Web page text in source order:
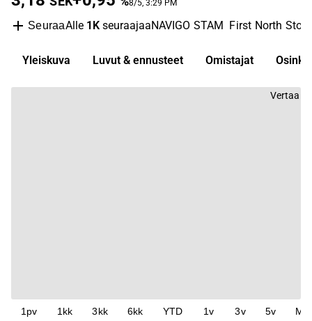
8/5, 3:29 PM
SeuraaAlle 1KseuraajaaNAVIGO STAM First North
Yleiskuva Luvut & ennusteet Omistajat Osinko
Vertaa
1pv 1kk 3kk 6kk YTD 1v 3v 5v